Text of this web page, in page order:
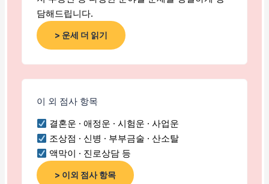
담해드립니다.
> 운세 더 읽기
이 외 점사 항목
결혼운 · 애정운 · 시험운 · 사업운
조상점 · 신병 · 부부금술 · 산소탈
액막이 · 진로상담 등
> 이외 점사 항목